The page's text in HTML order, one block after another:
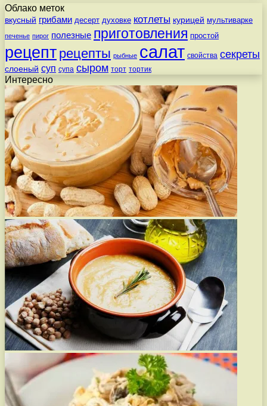
Облако меток
вкусный грибами десерт духовке котлеты курицей мультиварке
печенье пирог полезные приготовления простой
рецепт рецепты рыбные салат свойства секреты
слоеный суп супа сыром торт тортик
Интересно